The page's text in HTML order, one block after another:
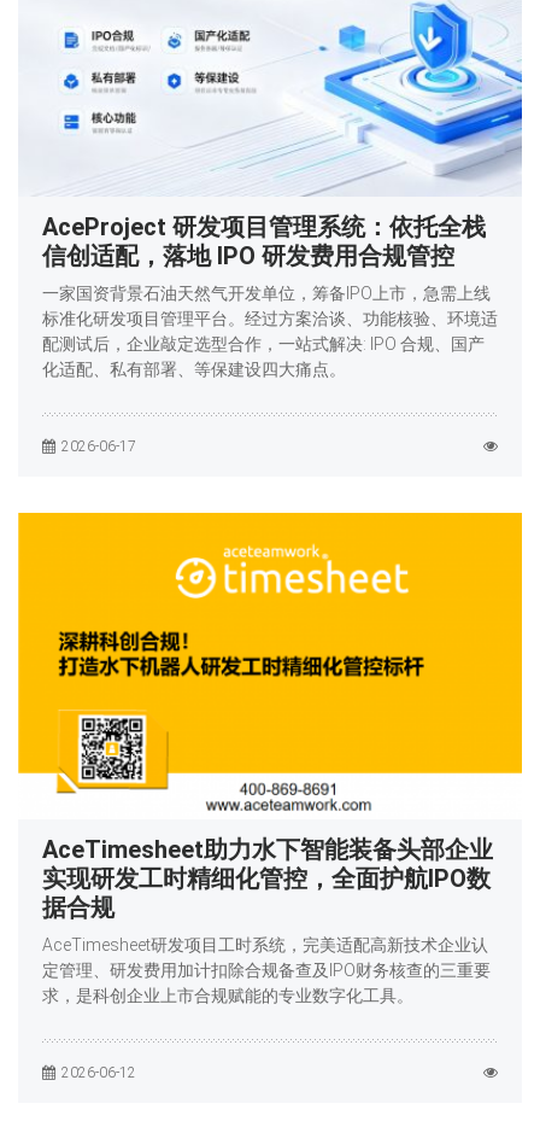
AceProject 研发项目管理系统：依托全栈
信创适配，落地 IPO 研发费用合规管控
一家国资背景石油天然气开发单位，筹备IPO上市，急需上线
标准化研发项目管理平台。经过方案洽谈、功能核验、环境适
配测试后，企业敲定选型合作，一站式解决: IPO 合规、国产
化适配、私有部署、等保建设四大痛点。
2026-06-17
AceTimesheet助力水下智能装备头部企业
实现研发工时精细化管控，全面护航IPO数
据合规
AceTimesheet研发项目工时系统，完美适配高新技术企业认
定管理、研发费用加计扣除合规备查及IPO财务核查的三重要
求，是科创企业上市合规赋能的专业数字化工具。
2026-06-12